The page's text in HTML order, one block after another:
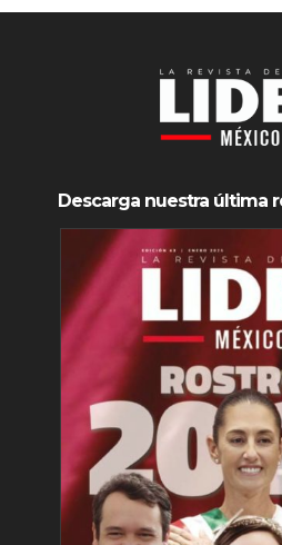
Descarga nuestra última